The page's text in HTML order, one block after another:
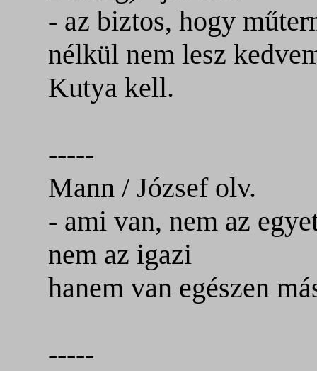
- az biztos, hogy
nélkül nem lesz
Kutya kell.
-----
Mann / József olv.
- ami van, nem az
nem az igazi
hanem van egészen
-----